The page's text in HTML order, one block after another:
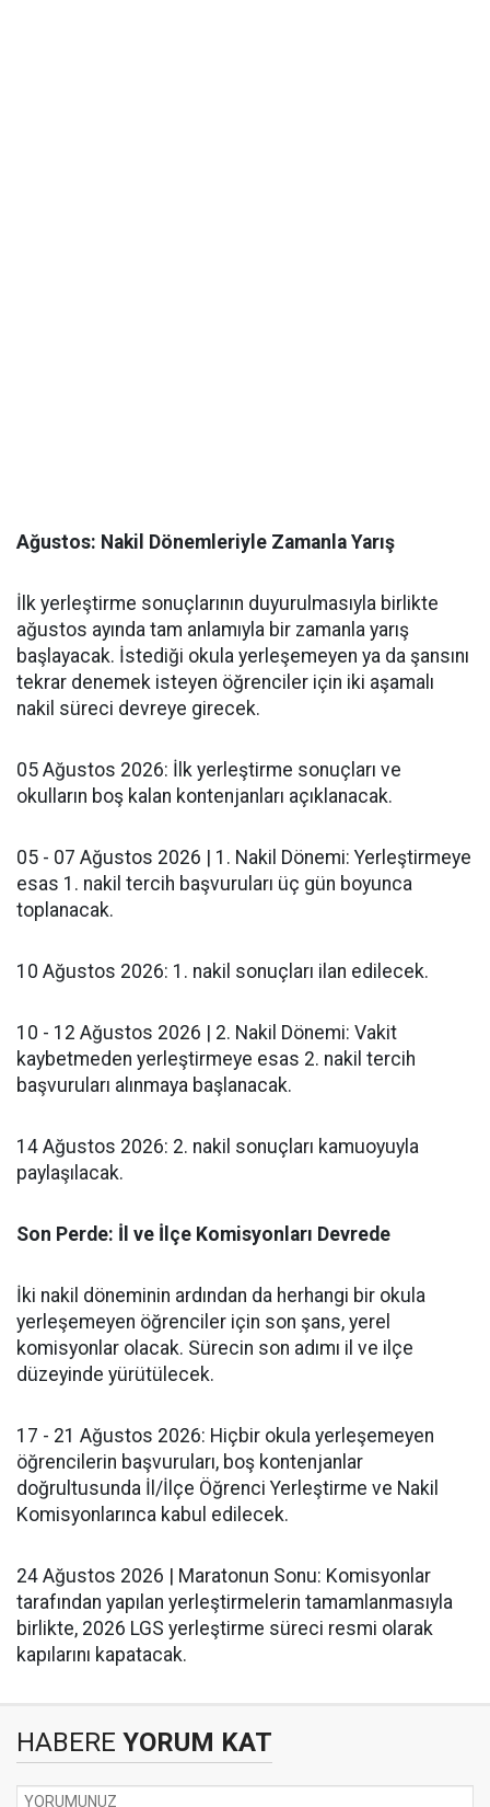
Ağustos: Nakil Dönemleriyle Zamanla Yarış
​İlk yerleştirme sonuçlarının duyurulmasıyla birlikte
ağustos ayında tam anlamıyla bir zamanla yarış
başlayacak. İstediği okula yerleşemeyen ya da şansını
tekrar denemek isteyen öğrenciler için iki aşamalı
nakil süreci devreye girecek.
​05 Ağustos 2026: İlk yerleştirme sonuçları ve
okulların boş kalan kontenjanları açıklanacak.
​05 - 07 Ağustos 2026 | 1. Nakil Dönemi: Yerleştirmeye
esas 1. nakil tercih başvuruları üç gün boyunca
toplanacak.
​10 Ağustos 2026: 1. nakil sonuçları ilan edilecek.
​10 - 12 Ağustos 2026 | 2. Nakil Dönemi: Vakit
kaybetmeden yerleştirmeye esas 2. nakil tercih
başvuruları alınmaya başlanacak.
​14 Ağustos 2026: 2. nakil sonuçları kamuoyuyla
paylaşılacak.
​Son Perde: İl ve İlçe Komisyonları Devrede
​İki nakil döneminin ardından da herhangi bir okula
yerleşemeyen öğrenciler için son şans, yerel
komisyonlar olacak. Sürecin son adımı il ve ilçe
düzeyinde yürütülecek.
​17 - 21 Ağustos 2026: Hiçbir okula yerleşemeyen
öğrencilerin başvuruları, boş kontenjanlar
doğrultusunda İl/İlçe Öğrenci Yerleştirme ve Nakil
Komisyonlarınca kabul edilecek.
​24 Ağustos 2026 | Maratonun Sonu: Komisyonlar
tarafından yapılan yerleştirmelerin tamamlanmasıyla
birlikte, 2026 LGS yerleştirme süreci resmi olarak
kapılarını kapatacak.
HABERE YORUM KAT